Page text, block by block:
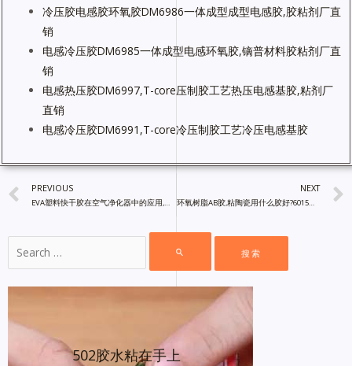
冷压胶电感胶环氧胶DM6986一体成型成型电感胶,胶粘剂厂直
销
电感冷压胶DM6985一体成型电感环氧胶,镝普材料胶粘剂厂直
销
电感热压胶DM6997,T-core压制胶工艺热压电感基胶,粘剂厂
直销
电感冷压胶DM6991,T-core冷压制胶工艺冷压电感基胶
PREVIOUS
EVA塑料快干胶在空气净化器中的应用,胶水品牌排行榜前十名
NEXT
环氧树脂AB胶,粘陶瓷用什么胶好?6015双组份胶水
502胶水粘在手上